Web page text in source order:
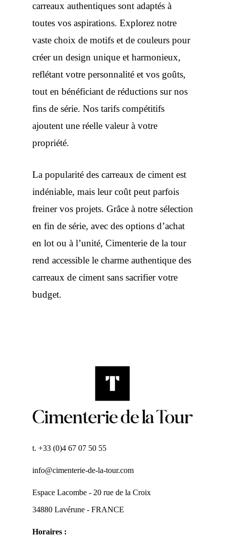
carreaux authentiques sont adaptés à
toutes vos aspirations. Explorez notre
vaste choix de motifs et de couleurs pour
créer un design unique et harmonieux,
reflétant votre personnalité et vos goûts,
tout en bénéficiant de réductions sur nos
fins de série. Nos tarifs compétitifs
ajoutent une réelle valeur à votre
propriété.
La popularité des carreaux de ciment est
indéniable, mais leur coût peut parfois
freiner vos projets. Grâce à notre sélection
en fin de série, avec des options d’achat
en lot ou à l’unité, Cimenterie de la tour
rend accessible le charme authentique des
carreaux de ciment sans sacrifier votre
budget.
t. +33 (0)4 67 07 50 55
info@cimenterie-de-la-tour.com
Espace Lacombe - 20 rue de la Croix
34880 Lavérune - FRANCE
Horaires :